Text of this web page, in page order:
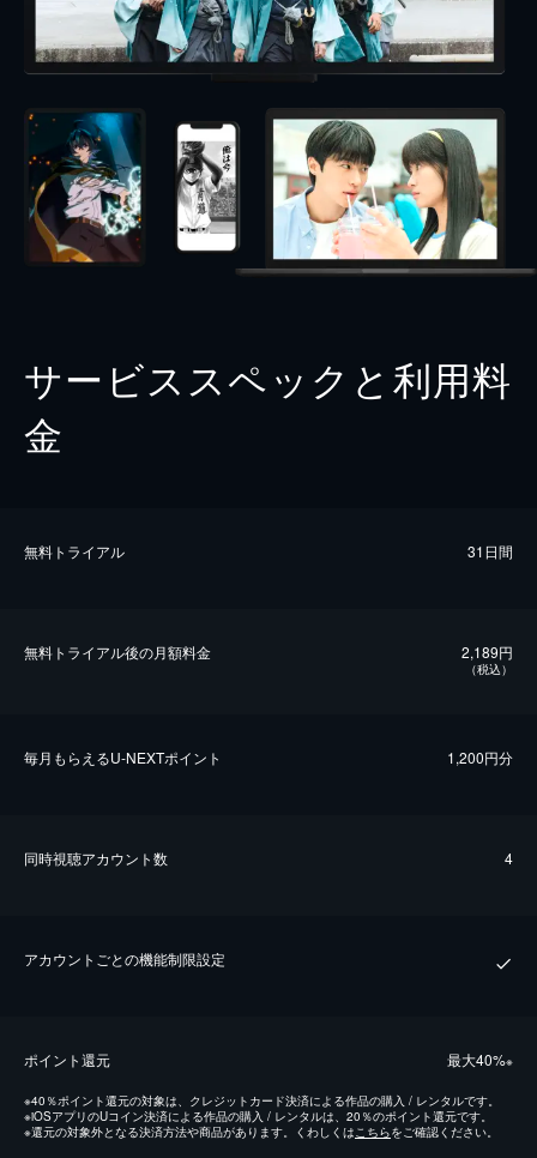
サービススペックと利用料
金
無料トライアル 31日間
無料トライアル後の⽉額料金 2,189円
（税込）
毎⽉もらえるU-NEXTポイント 1,200円分
同時視聴アカウント数 4
アカウントごとの機能制限設定
ポイント還元 最⼤40%※
※40％ポイント還元の対象は、クレジットカード決済による作品の購入 / レンタルです。
※iOSアプリのUコイン決済による作品の購入 / レンタルは、20％のポイント還元です。
※還元の対象外となる決済方法や商品があります。くわしくは こちらをご確認ください。